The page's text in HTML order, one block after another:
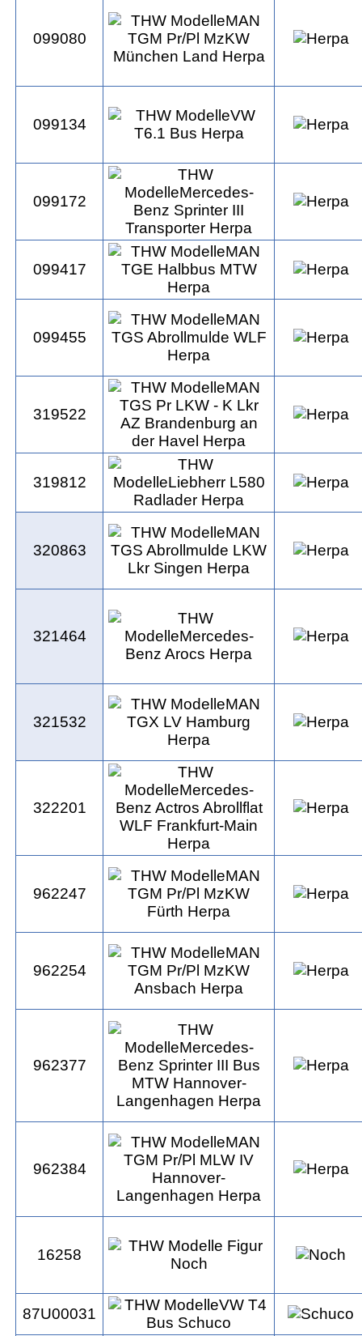
099080
099134
099172
099417
099455
319522
319812
320863
321464
321532
322201
962247
962254
962377
962384
16258
87U00031